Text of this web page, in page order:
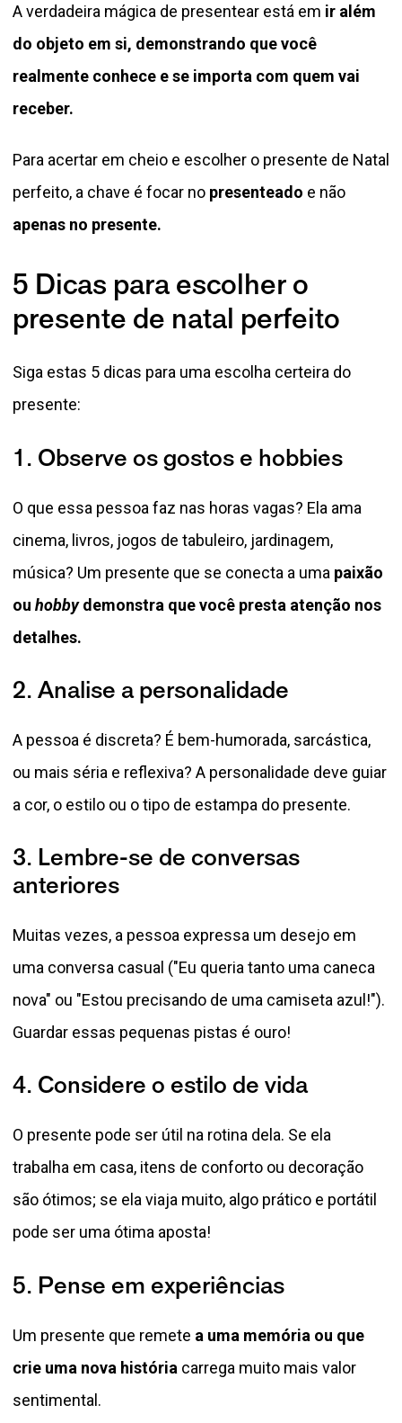
A verdadeira mágica de presentear está em ir além
do objeto em si, demonstrando que você
realmente conhece e se importa com quem vai
receber.
Para acertar em cheio e escolher o presente de Natal
perfeito, a chave é focar no presenteado e não
apenas no presente.
5 Dicas para escolher o
presente de natal perfeito
Siga estas 5 dicas para uma escolha certeira do
presente:
1. Observe os gostos e hobbies
O que essa pessoa faz nas horas vagas? Ela ama
cinema, livros, jogos de tabuleiro, jardinagem,
música? Um presente que se conecta a uma paixão
ou hobbydemonstra que você presta atenção nos
detalhes.
2. Analise a personalidade
A pessoa é discreta? É bem-humorada, sarcástica,
ou mais séria e reflexiva? A personalidade deve guiar
a cor, o estilo ou o tipo de estampa do presente.
3. Lembre-se de conversas
anteriores
Muitas vezes, a pessoa expressa um desejo em
uma conversa casual ("Eu queria tanto uma caneca
nova" ou "Estou precisando de uma camiseta azul!").
Guardar essas pequenas pistas é ouro!
4. Considere o estilo de vida
O presente pode ser útil na rotina dela. Se ela
trabalha em casa, itens de conforto ou decoração
são ótimos; se ela viaja muito, algo prático e portátil
pode ser uma ótima aposta!
5. Pense em experiências
Um presente que remete a uma memória ou que
crie uma nova história carrega muito mais valor
sentimental.